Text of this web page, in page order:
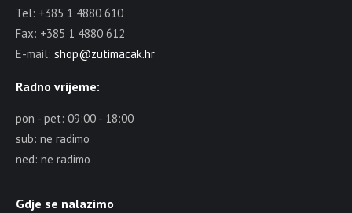
Tel: +385 1 4880 610
Fax: +385 1 4880 612
E-mail: shop@zutimacak.hr
Radno vrijeme:
pon - pet: 09:00 - 18:00
sub: ne radimo
ned: ne radimo
Gdje se nalazimo